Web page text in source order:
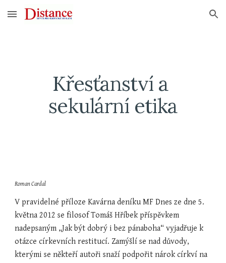
Skip to main content Skip to navigation
Křesťanství a
sekulární etika
Roman Cardal
V pravidelné příloze Kavárna deníku MF Dnes ze dne 5.
května 2012 se filosof Tomáš Hříbek příspěvkem
nadepsaným „Jak být dobrý i bez pánaboha“ vyjadřuje k
otázce církevních restitucí. Zamýšlí se nad důvody,
kterými se někteří autoři snaží podpořit nárok církví na